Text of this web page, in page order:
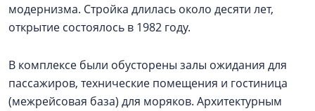
модернизма. Стройка длилась около десяти лет,
открытие состоялось в 1982 году.
В комплексе были обусторены залы ожидания для
пассажиров, технические помещения и гостиница
(межрейсовая база) для моряков. Архитектурным